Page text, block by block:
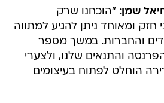
שמן: "הוכחנו שרק
חזק ומאוחד ניתן להגיע למתווה
והחברות. במשך מספר
והתנאים שלנו, ולצערי
הוחלט לפתוח בעיצומים